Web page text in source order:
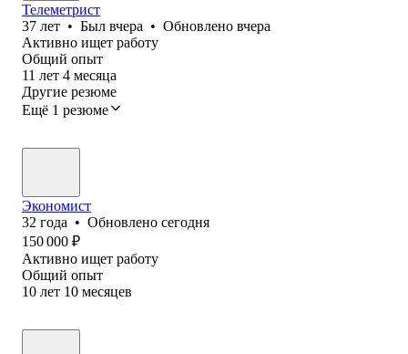
Телеметрист
37 лет • Был вчера • Обновлено вчера
Активно ищет работу
Общий опыт
11 лет 4 месяца
Другие резюме
Ещё 1 резюме
Экономист
32 года • Обновлено сегодня
150 000 ₽
Активно ищет работу
Общий опыт
10 лет 10 месяцев